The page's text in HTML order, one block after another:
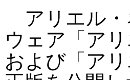
アリエル・
ウェア「ア
および「ア